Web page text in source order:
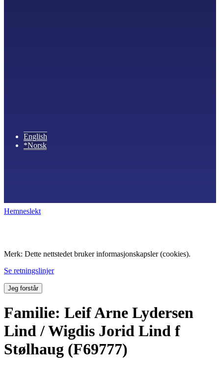
English
*Norsk
Hemneslekt
Merk: Dette nettstedet bruker informasjonskapsler (cookies).
Se retningslinjer
Jeg forstår
Familie: Leif Arne Lydersen
Lind / Wigdis Jorid Lind f
Stølhaug (F69777)